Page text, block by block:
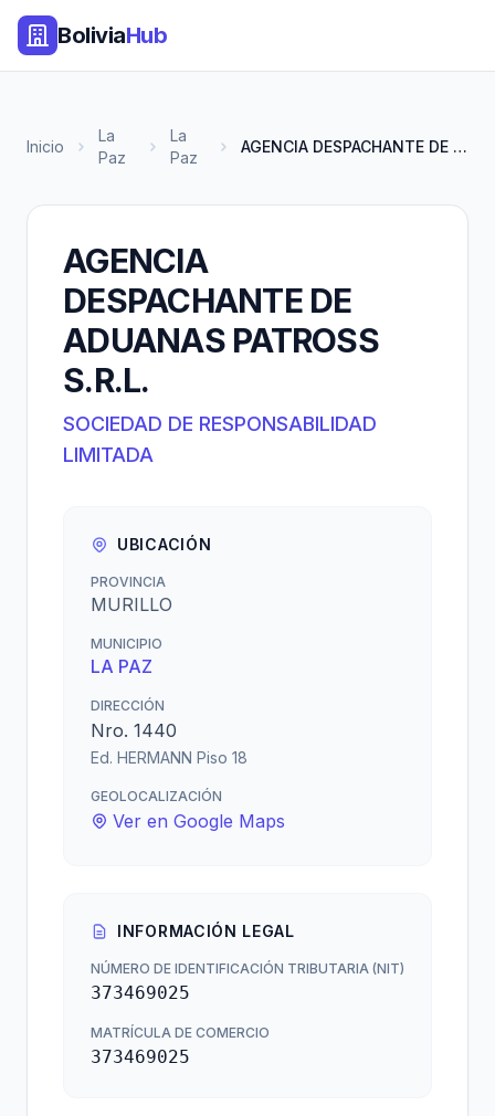
BoliviaHub
Inicio
La
Paz
La
Paz
AGENCIA DESPACHANTE DE ADUANAS...
AGENCIA
DESPACHANTE DE
ADUANAS PATROSS
S.R.L.
SOCIEDAD DE RESPONSABILIDAD
LIMITADA
UBICACIÓN
PROVINCIA
MURILLO
MUNICIPIO
LA PAZ
DIRECCIÓN
Nro. 1440
Ed. HERMANN Piso 18
GEOLOCALIZACIÓN
Ver en Google Maps
INFORMACIÓN LEGAL
NÚMERO DE IDENTIFICACIÓN TRIBUTARIA (NIT)
373469025
MATRÍCULA DE COMERCIO
373469025